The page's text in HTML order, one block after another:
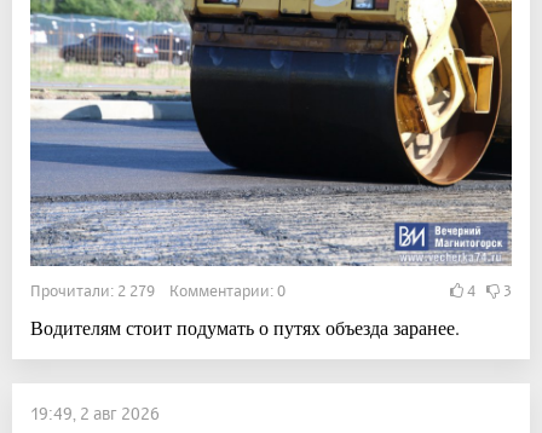
Прочитали: 2 279 Комментарии: 0 4 3
Водителям стоит подумать о путях объезда заранее.
19:49, 2 авг 2026